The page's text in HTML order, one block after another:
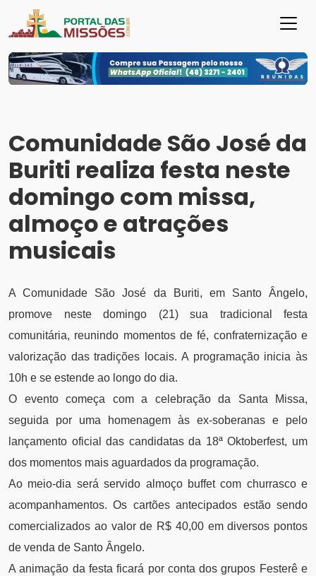
Comunidade São José da
Buriti realiza festa neste
domingo com missa,
almoço e atrações
musicais
A Comunidade São José da Buriti, em Santo Ângelo,
promove neste domingo (21) sua tradicional festa
comunitária, reunindo momentos de fé, confraternização e
valorização das tradições locais. A programação inicia às
10h e se estende ao longo do dia.
O evento começa com a celebração da Santa Missa,
seguida por uma homenagem às ex-soberanas e pelo
lançamento oficial das candidatas da 18ª Oktoberfest, um
dos momentos mais aguardados da programação.
Ao meio-dia será servido almoço buffet com churrasco e
acompanhamentos. Os cartões antecipados estão sendo
comercializados ao valor de R$ 40,00 em diversos pontos
de venda de Santo Ângelo.
A animação da festa ficará por conta dos grupos Festerê e